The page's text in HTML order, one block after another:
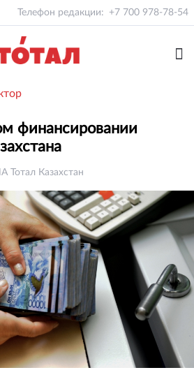
Телефон редакции: +7 700 978-78-54
финансировании
Тотал Казахстан